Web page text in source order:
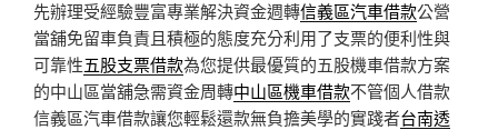
先辦理受經驗豐富專業解決資金週轉信義區汽車借款公營
當舖免留車負責且積極的態度充分利用了支票的便利性與
可靠性五股支票借款為您提供最優質的五股機車借款方案
的中山區當舖急需資金周轉中山區機車借款不管個人借款
信義區汽車借款讓您輕鬆還款無負擔美學的實踐者台南透